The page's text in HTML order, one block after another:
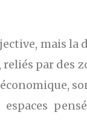
mais la
par des